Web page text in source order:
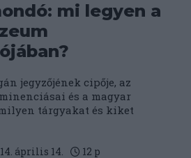
mi legyen a
jegyzőjének cipője, az
és a magyar
tárgyakat és kiket
április 14. 12 p